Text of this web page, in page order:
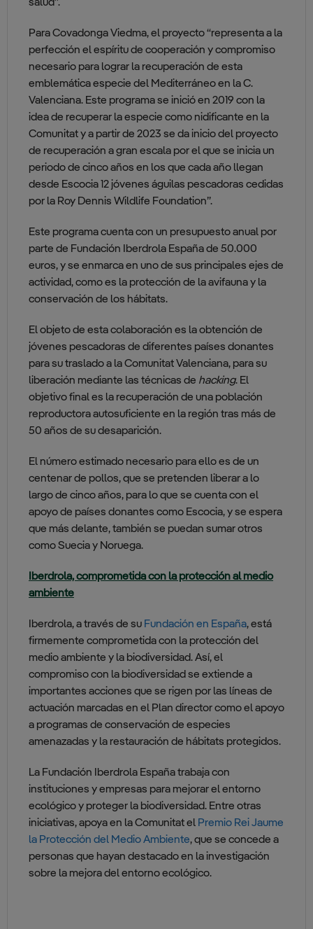
salud”.
Para Covadonga Viedma, el proyecto “representa a la
perfección el espíritu de cooperación y compromiso
necesario para lograr la recuperación de esta
emblemática especie del Mediterráneo en la C.
Valenciana. Este programa se inició en 2019 con la
idea de recuperar la especie como nidificante en la
Comunitat y a partir de 2023 se da inicio del proyecto
de recuperación a gran escala por el que se inicia un
periodo de cinco años en los que cada año llegan
desde Escocia 12 jóvenes águilas pescadoras cedidas
por la Roy Dennis Wildlife Foundation”.
Este programa cuenta con un presupuesto anual por
parte de Fundación Iberdrola España de 50.000
euros, y se enmarca en uno de sus principales ejes de
actividad, como es la protección de la avifauna y la
conservación de los hábitats.
El objeto de esta colaboración es la obtención de
jóvenes pescadoras de diferentes países donantes
para su traslado a la Comunitat Valenciana, para su
liberación mediante las técnicas de hacking. El
objetivo final es la recuperación de una población
reproductora autosuficiente en la región tras más de
50 años de su desaparición.
El número estimado necesario para ello es de un
centenar de pollos, que se pretenden liberar a lo
largo de cinco años, para lo que se cuenta con el
apoyo de países donantes como Escocia, y se espera
que más delante, también se puedan sumar otros
como Suecia y Noruega.
Iberdrola, comprometida con la protección al medio
ambiente
Iberdrola, a través de su Fundación en España, está
firmemente comprometida con la protección del
medio ambiente y la biodiversidad. Así, el
compromiso con la biodiversidad se extiende a
importantes acciones que se rigen por las líneas de
actuación marcadas en el Plan director como el apoyo
a programas de conservación de especies
amenazadas y la restauración de hábitats protegidos.
La Fundación Iberdrola España trabaja con
instituciones y empresas para mejorar el entorno
ecológico y proteger la biodiversidad. Entre otras
iniciativas, apoya en la Comunitat el Premio Rei Jaume
la Protección del Medio Ambiente, que se concede a
personas que hayan destacado en la investigación
sobre la mejora del entorno ecológico.